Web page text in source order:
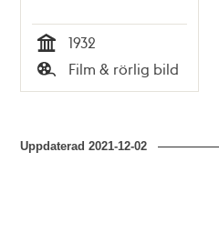
Tid
1932
Typ
Film & rörlig bild
Uppdaterad2021-12-02